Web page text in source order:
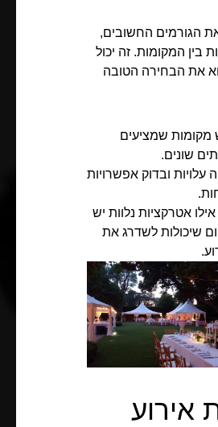
הגורמים החשובים,
בין המקומות. זה יכול
את הבחירה הטובה
שמציעים
שונים.
עלויות ובדוק אפשרויות
אטרקציות נלוות יש
שיכולות לשדרג את
אירוע